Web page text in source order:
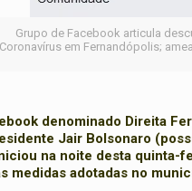
Grupo de Facebook articula
Coronavírus em Fernandópolis;
denominado Direita
Jair Bolsonaro
na noite desta quinta-
medidas adotadas no